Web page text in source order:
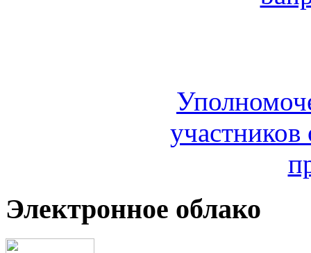
участников
Электронное облако